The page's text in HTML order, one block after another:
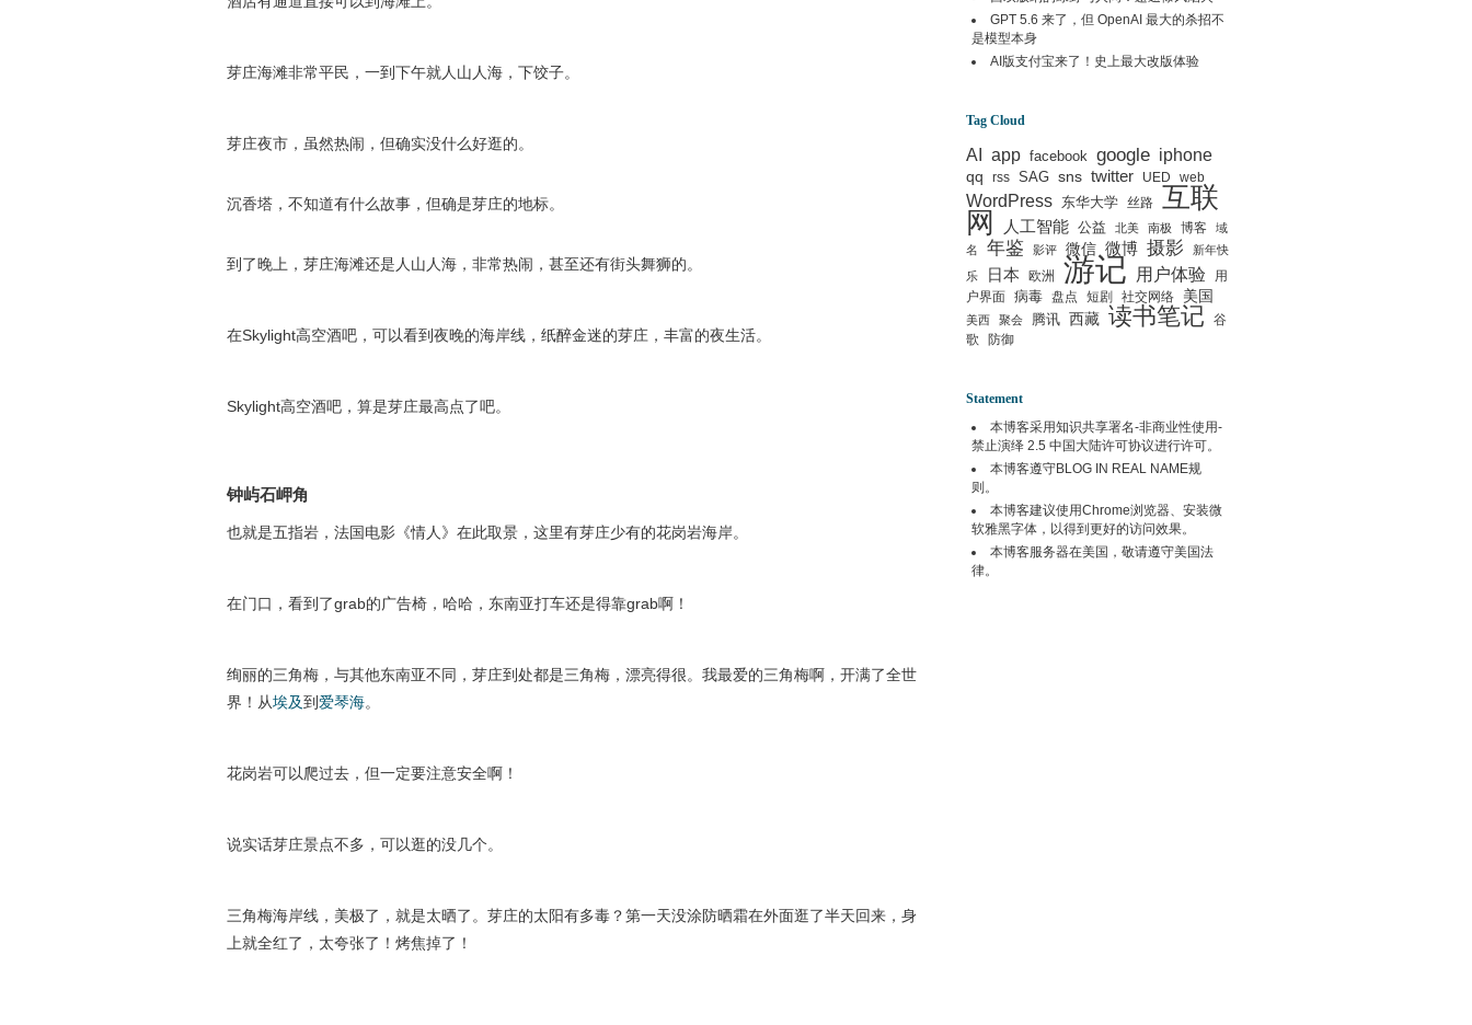
芽庄海滩非常平民，一到下午就人山人海，下饺子。
芽庄夜市，虽然热闹，但确实没什么好逛的。
沉香塔，不知道有什么故事，但确是芽庄的地标。
到了晚上，芽庄海滩还是人山人海，非常热闹，甚至还有街头舞狮的。
在Skylight高空酒吧，可以看到夜晚的海岸线，纸醉金迷的芽庄，丰富的夜生活。
Skylight高空酒吧，算是芽庄最高点了吧。
钟屿石岬角
也就是五指岩，法国电影《情人》在此取景，这里有芽庄少有的花岗岩海岸。
在门口，看到了grab的广告椅，哈哈，东南亚打车还是得靠grab啊！
绚丽的三角梅，与其他东南亚不同，芽庄到处都是三角梅，漂亮得很。我最爱的三角梅啊，开满了全世
界！从埃及到爱琴海。
花岗岩可以爬过去，但一定要注意安全啊！
说实话芽庄景点不多，可以逛的没几个。
三角梅海岸线，美极了，就是太晒了。芽庄的太阳有多毒？第一天没涂防晒霜在外面逛了半天回来，身
上就全红了，太夸张了！烤焦掉了！
GPT 5.6 来了，但 OpenAI 最大的杀招不
是模型本身
AI版支付宝来了！史上最大改版体验
Tag Cloud
AI app facebook google iphone
qq rss SAG sns twitter UED web
WordPress 东华大学 丝路 互联
网
人工智能 公益 北美 南极 博客
域
名
年鉴 影评 微信 微博 摄影
新年快
乐
日本 欧洲 游记 用户体验
用
户界面
病毒 盘点 短剧 社交网络 美国
美西 聚会 腾讯 西藏 读书笔记
谷
歌
防御
Statement
本博客采用知识共享署名-非商业性使用-
禁止演绎 2.5 中国大陆许可协议进行许可。
本博客遵守BLOG IN REAL NAME规
则。
本博客建议使用Chrome浏览器、安装微
软雅黑字体，以得到更好的访问效果。
本博客服务器在美国 ，敬请遵守美国法
律。